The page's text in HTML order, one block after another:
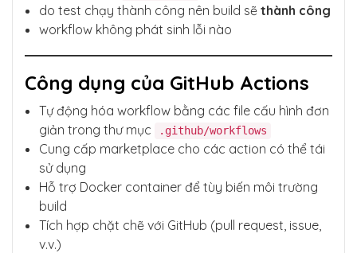
do test chạy thành công nên build sẽ thành công
workflow không phát sinh lỗi nào
Công dụng của GitHub Actions
Tự động hóa workflow bằng các file cấu hình đơn
giản trong thư mục
.github/workflows
Cung cấp marketplace cho các action có thể tái
sử dụng
Hỗ trợ Docker container để tùy biến môi trường
build
Tích hợp chặt chẽ với GitHub (pull request, issue,
v.v.)